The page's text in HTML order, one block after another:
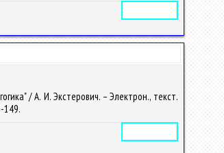
/ А. И. Экстерович. – Электрон., текст.
149.